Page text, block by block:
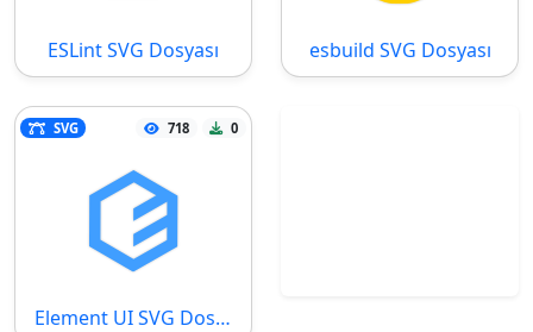
ESLint SVG Dosyası esbuild SVG Dosyası
SVG 718 0
Element UI SVG Dosyası